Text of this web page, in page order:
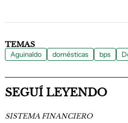
TEMAS
Aguinaldo domésticas bps
SEGUÍ LEYENDO
SISTEMA FINANCIERO